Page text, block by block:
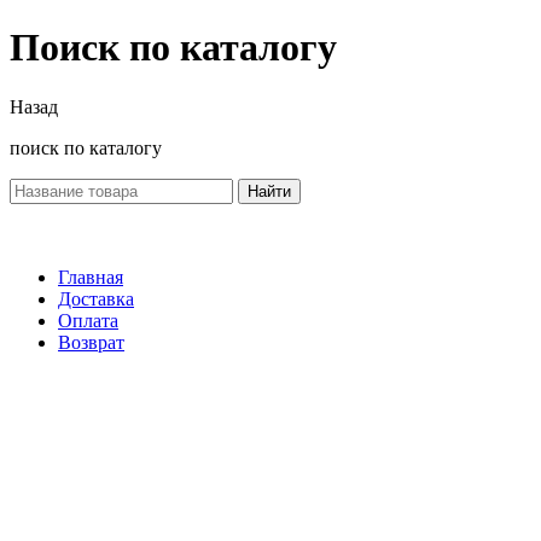
Поиск по каталогу
Назад
поиск по каталогу
Найти
Главная
Доставка
Оплата
Возврат